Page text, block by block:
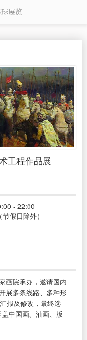
工程作品展
- 22:00
假日除外）
画院承办，邀请国内
展多条线路、多种形
报及修改，最终选
中国画、油画、版